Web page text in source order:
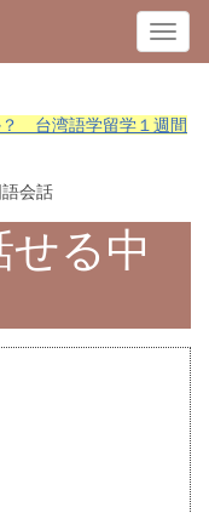
T
o
g
a
？ 台湾語学留学１週間
会話
る中